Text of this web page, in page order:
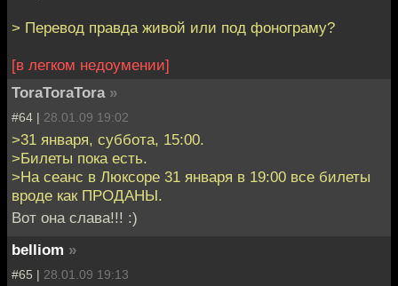
> Перевод правда живой или под фонограму?
[в легком недоумении]
ToraToraTora »
#64 | 28.01.09 19:02
>31 января, суббота, 15:00.
>Билеты пока есть.
>На сеанс в Люксоре 31 января в 19:00 все билеты
вроде как ПРОДАНЫ.
Вот она слава!!! :)
belliom »
#65 | 28.01.09 19:13